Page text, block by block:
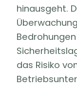
hinausgeht.
das Risiko